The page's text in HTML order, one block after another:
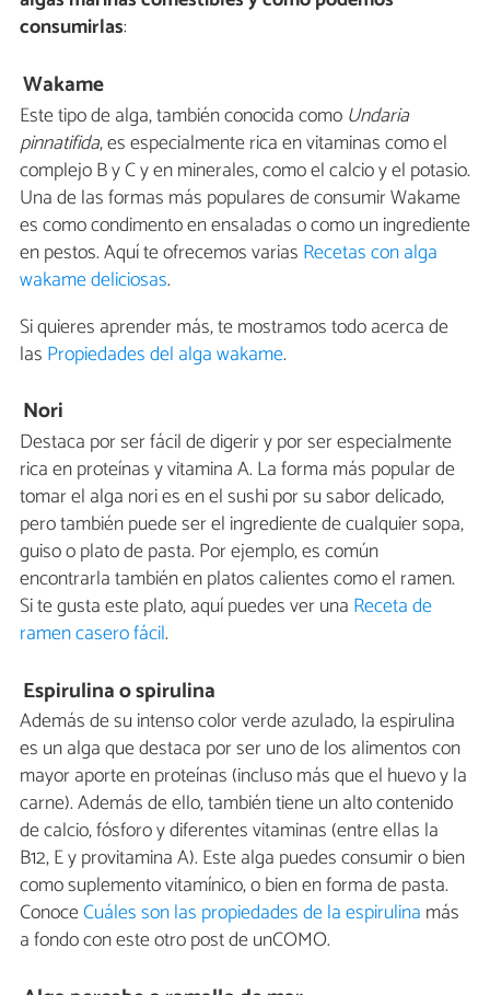
consumirlas:
Wakame
Este tipo de alga, también conocida como Undaria
pinnatifida, es especialmente rica en vitaminas como el
complejo B y C y en minerales, como el calcio y el potasio.
Una de las formas más populares de consumir Wakame
es como condimento en ensaladas o como un ingrediente
en pestos. Aquí te ofrecemos varias Recetas con alga
wakame deliciosas.
Si quieres aprender más, te mostramos todo acerca de
las Propiedades del alga wakame.
Nori
Destaca por ser fácil de digerir y por ser especialmente
rica en proteínas y vitamina A. La forma más popular de
tomar el alga nori es en el sushi por su sabor delicado,
pero también puede ser el ingrediente de cualquier sopa,
guiso o plato de pasta. Por ejemplo, es común
encontrarla también en platos calientes como el ramen.
Si te gusta este plato, aquí puedes ver una Receta de
ramen casero fácil.
Espirulina o spirulina
Además de su intenso color verde azulado, la espirulina
es un alga que destaca por ser uno de los alimentos con
mayor aporte en proteínas (incluso más que el huevo y la
carne). Además de ello, también tiene un alto contenido
de calcio, fósforo y diferentes vitaminas (entre ellas la
B12, E y provitamina A). Este alga puedes consumir o bien
como suplemento vitamínico, o bien en forma de pasta.
ConoceCuáles son las propiedades de la espirulina más
a fondo con este otro post de unCOMO.